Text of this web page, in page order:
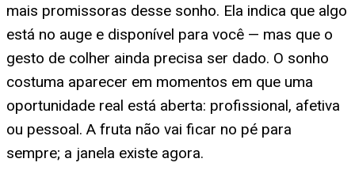
mais promissoras desse sonho. Ela indica que algo
está no auge e disponível para você — mas que o
gesto de colher ainda precisa ser dado. O sonho
costuma aparecer em momentos em que uma
oportunidade real está aberta: profissional, afetiva
ou pessoal. A fruta não vai ficar no pé para
sempre; a janela existe agora.